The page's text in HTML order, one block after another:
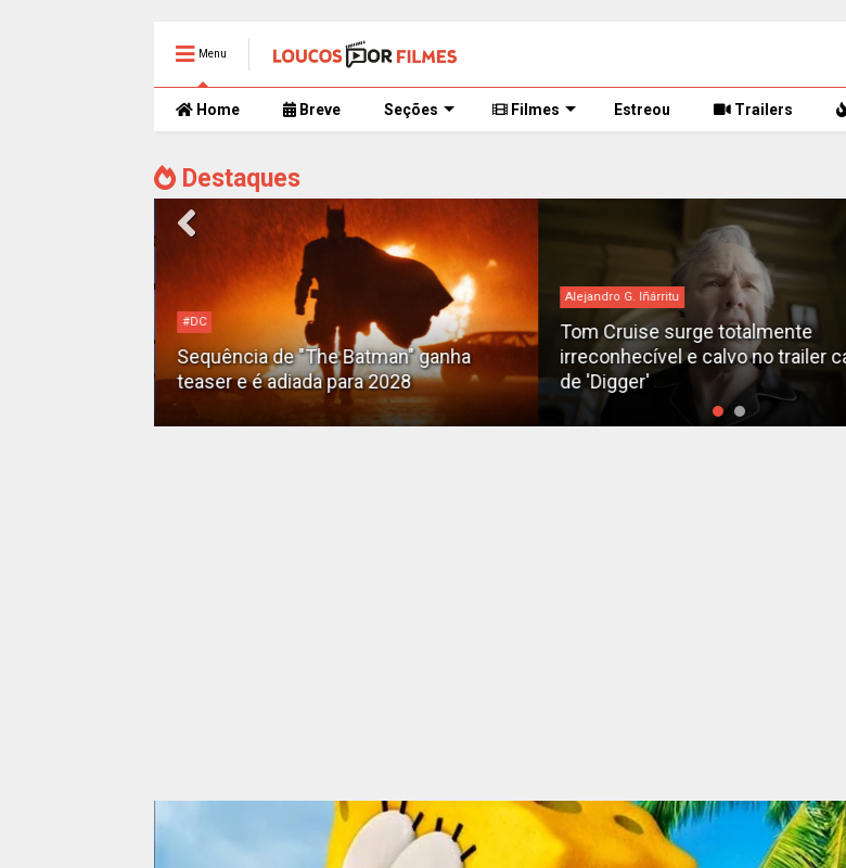
Menu
Home Breve Seções Filmes Estreou Trailers
Destaques
#DC
Sequência de "The Batman" ganha
teaser e é adiada para 2028
Alejandro G. Iñárritu
Tom Cruise surge totalmente
irreconhecível e calvo no trailer
de 'Digger'